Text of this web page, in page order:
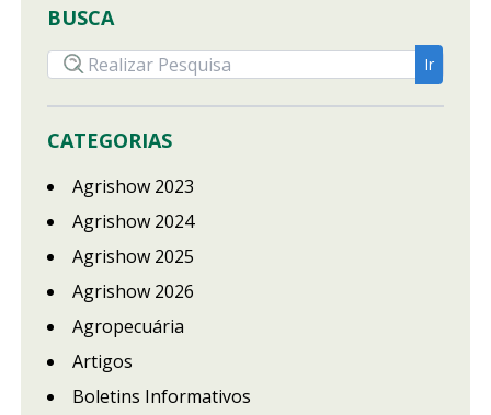
BUSCA
CATEGORIAS
Agrishow 2023
Agrishow 2024
Agrishow 2025
Agrishow 2026
Agropecuária
Artigos
Boletins Informativos